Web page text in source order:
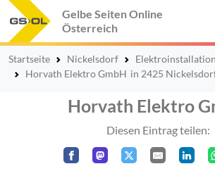
Gelbe Seiten Online
Österreich
Startseite Nickelsdorf
Horvath Elektro GmbH in 2425
Horvath Elektro
Diesen Eintrag teilen: